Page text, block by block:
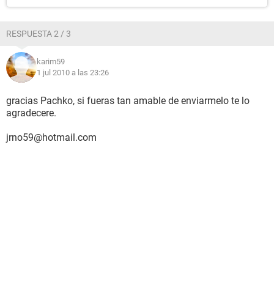
RESPUESTA 2 / 3
karim59
1 jul 2010 a las 23:26
gracias Pachko, si fueras tan amable de enviarmelo te lo
agradecere.
jrno59@hotmail.com